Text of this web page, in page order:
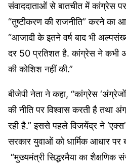
संवाददाताओं से बातचीत में कांग्रेस
“तुष्टीकरण की राजनीति” करने का
“आजादी के इतने वर्ष बाद भी
दर 50 प्रतिशत है. कांग्रेस ने कभी
की कोशिश नहीं की.”
बीजेपी नेता ने कहा, “कांग्रेस
की नीति पर विश्वास करती है तथा
रही है.” इससे पहले विजयेंद्र ने
सरकार युवाओं को धार्मिक आधार पर
“मुख्यमंत्री सिद्धरमैया का शैक्षणिक